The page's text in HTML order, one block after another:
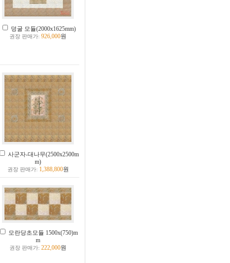
덩굴 모듈(2000x1625mm)
권장 판매가:926,000원
사군자-대나무(2500x2500m
m)
권장 판매가: 1,388,800원
모란당초모듈 1500x(750)m
m
권장 판매가:222,000원